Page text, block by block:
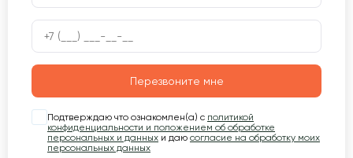
Перезвоните мне
Подтверждаю что ознакомлен(а) с политикой
конфиденциальности и положением об обработке
персональных и данных и даю согласие на обработку моих
персональных данных